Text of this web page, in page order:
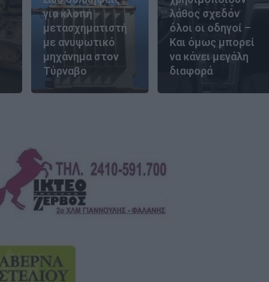
για κλοπή
μετασχηματιστή
με ανυψωτικό
μηχάνημα στον
Τύρναβο
λάθος σχεδόν
όλοι οι οδηγοί –
Και όμως μπορεί
να κάνει μεγάλη
διαφορά